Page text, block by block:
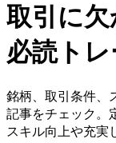
取引に
必読ト
銘柄、 取引条件、
記事をチェック。
スキル向上や充実